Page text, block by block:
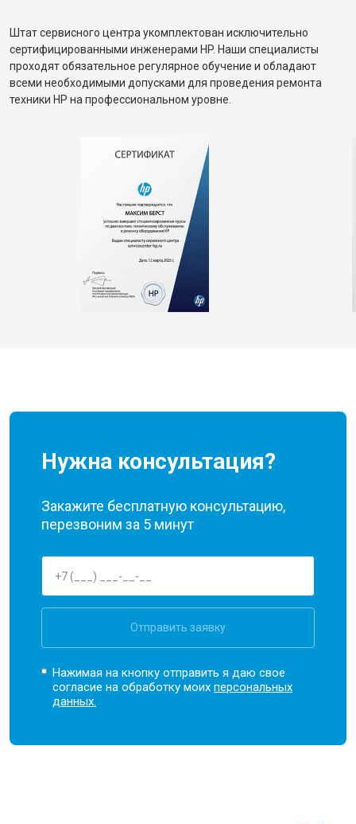
Штат сервисного центра укомплектован исключительно
сертифицированными инженерами HP. Наши специалисты
проходят обязательное регулярное обучение и обладают
всеми необходимыми допусками для проведения ремонта
техники HP на профессиональном уровне.
Нужна консультация?
Закажите бесплатную консультацию,
перезвоним за 5 минут
Отправить заявку
Нажимая на кнопку отправить я даю свое
согласие на обработку моихперсональных
данных.